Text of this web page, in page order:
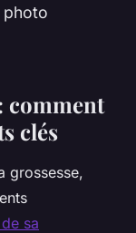
photo
comment
clés
grossesse,
sa